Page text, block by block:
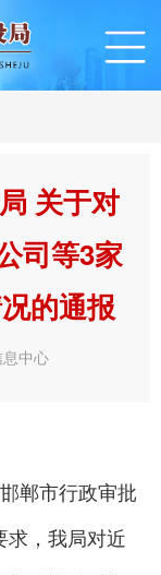
关于对
司等3家
的通报
中心
郸市行政审批
求，我局对近